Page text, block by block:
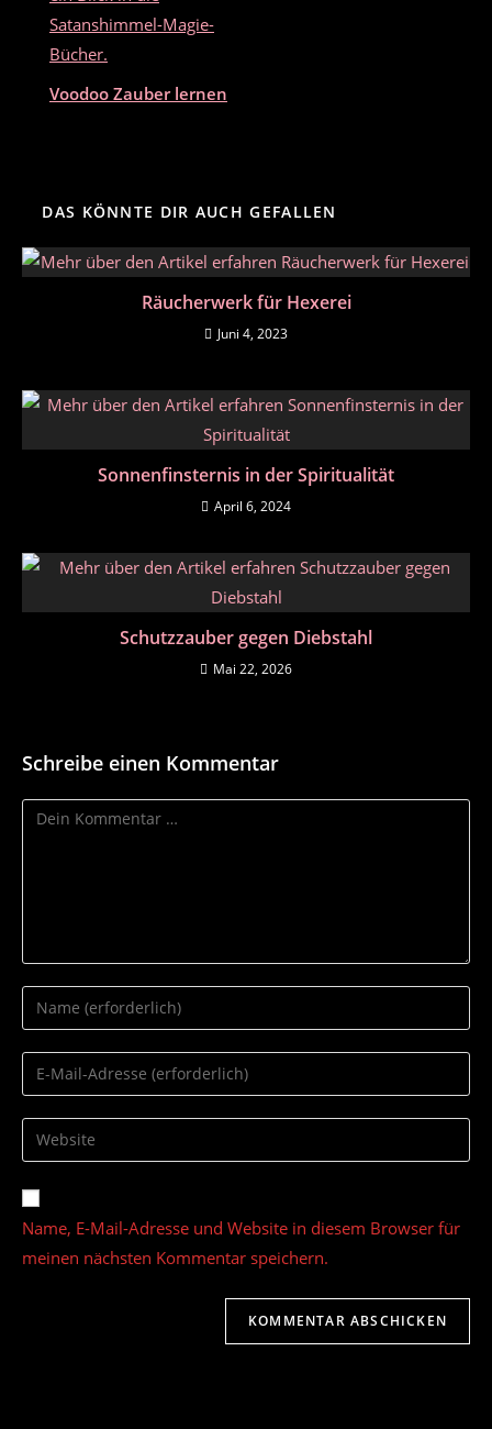
Voodoo Zauber lernen
DAS KÖNNTE DIR AUCH GEFALLEN
Räucherwerk für Hexerei
Juni 4, 2023
Sonnenfinsternis in der Spiritualität
April 6, 2024
Schutzzauber gegen Diebstahl
Mai 22, 2026
Schreibe einen Kommentar
Kommentar
Gib
deinen
Namen
oder
zum
Kommentieren
ein
Gib
deine
E-
Mail-
zum
Kommentieren
ein
Gib
deine
Website-
URL
ein
(optional)
Name, E-Mail-Adresse und Website in diesem Browser für
meinen nächsten Kommentar speichern.